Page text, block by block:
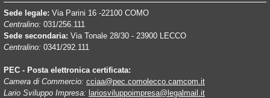
Sede legale: Via Parini 16 -22100 COMO
Centralino: 031/256.111
Sede secondaria: Via Tonale 28/30 - 23900 LECCO
Centralino: 0341/292.111
PEC - Posta elettronica certificata:
Camera di Commercio: cciaa@pec.comolecco.camcom.it
Lario Sviluppo Impresa: lariosviluppoimpresa@legalmail.it